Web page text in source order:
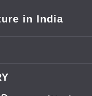
in India